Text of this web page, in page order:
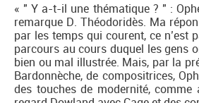
« " Y a-t-il une thématique ? " :
remarque D. Théodoridès. Ma
par les temps qui courent, ce n’est
parcours au cours duquel les gens
bien ou mal illustrée. Mais, par la
Bardonnèche, de compositrices,
des touches de modernité, comme